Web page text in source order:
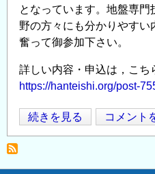
となっています。地盤専
野の方々にも分かりやすい
奮って御参加下さい。
詳しい内容・申込は，こち
https://hanteishi.org/post-
6/7(金)
「2024
度
続きを見る コメント